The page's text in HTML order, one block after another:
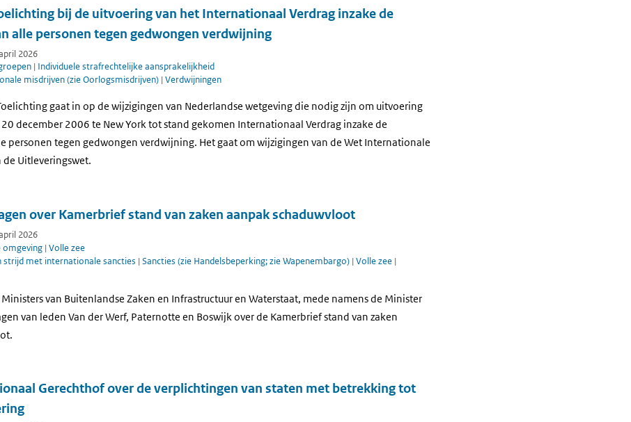
bij de uitvoering van het Internationaal Verdrag inzake de
alle personen tegen gedwongen verdwijning
2026
| Individuele strafrechtelijke aansprakelijkheid
misdrijven (zie Oorlogsmisdrijven) | Verdwijningen
gaat in op de wijzigingen van Nederlandse wetgeving die nodig zijn om uitvoering
december 2006 te New York tot stand gekomen Internationaal Verdrag inzake de
personen tegen gedwongen verdwijning. Het gaat om wijzigingen van de Wet Internationale
Uitleveringswet.
over Kamerbrief stand van zaken aanpak schaduwvloot
2026
| Volle zee
strijd met internationale sancties | Sancties (zie Handelsbeperking; zie Wapenembargo) | Volle zee |
van Buitenlandse Zaken en Infrastructuur en Waterstaat, mede namens de Minister
van leden Van der Werf, Paternotte en Boswijk over de Kamerbrief stand van zaken
Gerechthof over de verplichtingen van staten met betrekking tot